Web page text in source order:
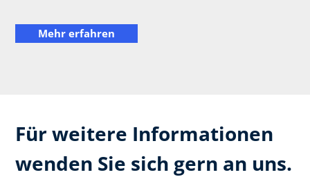
Mehr erfahren
Für weitere Informationen
wenden Sie sich gern an uns.